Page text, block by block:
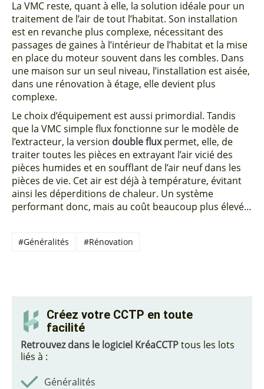
La VMC reste, quant à elle, la solution idéale pour un
traitement de l’air de tout l’habitat. Son installation
est en revanche plus complexe, nécessitant des
passages de gaines à l’intérieur de l’habitat et la mise
en place du moteur souvent dans les combles. Dans
une maison sur un seul niveau, l’installation est aisée,
dans une rénovation à étage, elle devient plus
complexe.
Le choix d’équipement est aussi primordial. Tandis
que la VMC simple flux fonctionne sur le modèle de
l’extracteur, la version double fluxpermet, elle, de
traiter toutes les pièces en extrayant l’air vicié des
pièces humides et en soufflant de l’air neuf dans les
pièces de vie. Cet air est déjà à température, évitant
ainsi les déperditions de chaleur. Un système
performant donc, mais au coût beaucoup plus élevé…
#Généralités #Rénovation
Créez votre CCTP en toute
facilité
Retrouvez dans le logiciel KréaCCTPtous les lots
liés à :
Généralités